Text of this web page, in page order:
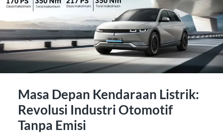
Masa Depan Kendaraan Listrik:
Revolusi Industri Otomotif
Tanpa Emisi